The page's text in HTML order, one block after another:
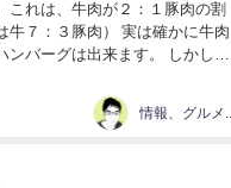
これは、牛肉が２：１豚肉の割
牛７：３豚肉） 実は確かに牛肉
バーグは出来ます。 しかし、